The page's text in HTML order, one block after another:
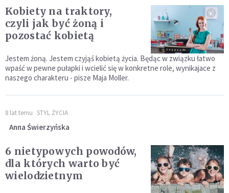
Kobiety na traktory,
czyli jak być żoną i
pozostać kobietą
Jestem żoną. Jestem czyjąś kobietą życia. Będąc w związku łatwo
wpaść w pewne pułapki i wcielić się w konkretne role, wynikajace z
naszego charakteru - pisze Maja Moller.
8 lat temu STYL ŻYCIA
Anna Świerzyńska
6 nietypowych powodów,
dla których warto być
wielodzietnym